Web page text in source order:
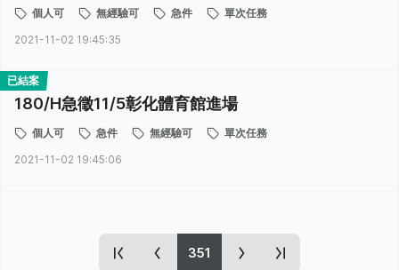
個人可 無經驗可 急件
單次任務
2021-11-02 19:45:35
已結案
180/H急徵11/5彰化體育館進場
個人可 急件 無經驗可
單次任務
2021-11-02 19:45:06
351